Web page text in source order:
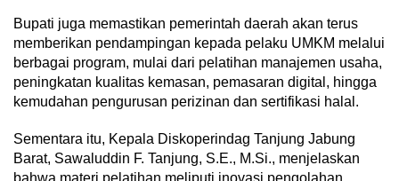
Bupati juga memastikan pemerintah daerah akan terus
memberikan pendampingan kepada pelaku UMKM melalui
berbagai program, mulai dari pelatihan manajemen usaha,
peningkatan kualitas kemasan, pemasaran digital, hingga
kemudahan pengurusan perizinan dan sertifikasi halal.
Sementara itu, Kepala Diskoperindag Tanjung Jabung
Barat, Sawaluddin F. Tanjung, S.E., M.Si., menjelaskan